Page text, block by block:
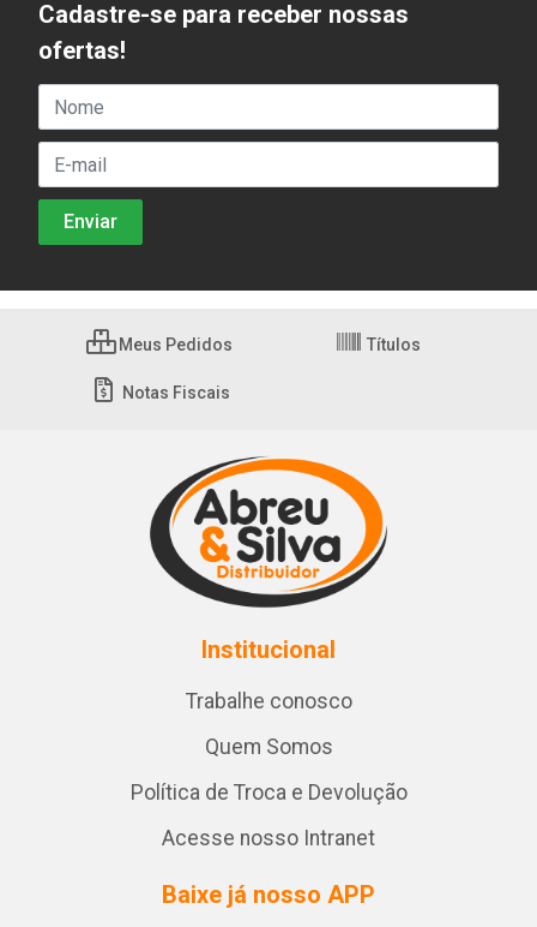
Cadastre-se para receber nossas
ofertas!
Meus Pedidos Títulos
Notas Fiscais
Institucional
Trabalhe conosco
Quem Somos
Política de Troca e Devolução
Acesse nosso Intranet
Baixe já nosso APP